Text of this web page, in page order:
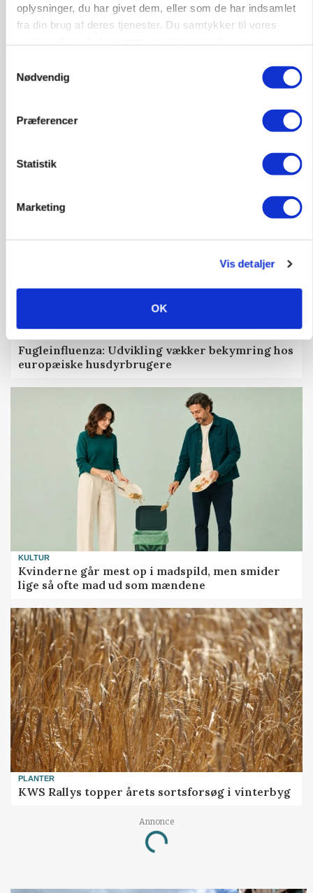
oplysninger, du har givet dem, eller som de har indsamlet
fra din brug af deres tjenester. Du samtykker til vores
Nødvendig
Præferencer
Statistik
Marketing
Vis detaljer
OK
Hvedeprisen sprang næsten 6 procent
Tysk industri trodser energipres og kinesisk
Fugleinfluenza: Udvikling vækker bekymring hos
europæiske husdyrbrugere
KULTUR
Kvinderne går mest op i madspild, men smider
lige så ofte mad ud som mændene
PLANTER
KWS Rallys topper årets sortsforsøg i vinterbyg
Annonce
Loading...